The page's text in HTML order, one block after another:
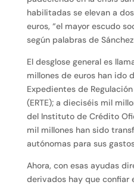
habilitadas se elevan a
euros, “el mayor escudo
según palabras de
El desglose general es
millones de euros han ido
Expedientes de
(ERTE); a dieciséis mil
del Instituto de Crédito
mil millones han sido
autónomas para sus
Ahora, con esas ayudas
derivados hay que confiar